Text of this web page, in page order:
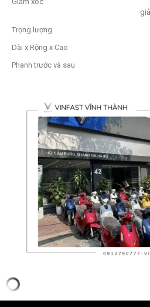
Trọng lượng
Dài x Rộng x Cao
Phanh trước và sau